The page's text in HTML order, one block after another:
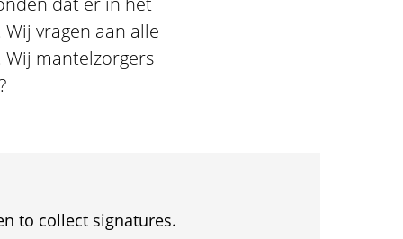
vragen aan alle
mantelzorgers
to collect signatures.